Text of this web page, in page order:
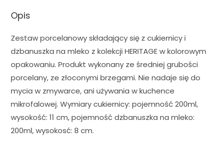
Opis
Zestaw porcelanowy składający się z cukiernicy i
dzbanuszka na mleko z kolekcji HERITAGE w kolorowym
opakowaniu. Produkt wykonany ze średniej grubości
porcelany, ze złoconymi brzegami. Nie nadaje się do
mycia w zmywarce, ani używania w kuchence
mikrofalowej. Wymiary cukiernicy: pojemność 200ml,
wysokość: 11 cm, pojemność dzbanuszka na mleko:
200ml, wysokosć: 8 cm.